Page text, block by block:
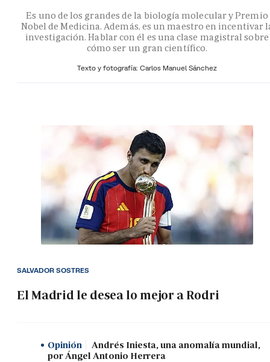
Es uno de los grandes de la biología molecular y Premio
Nobel de Medicina. Además, es un maestro en incentivar
investigación. Hablar con él es una clase magistral sobre
cómo ser un gran científico.
Texto y fotografía: Carlos Manuel Sánchez
El Madrid le desea lo mejor a Rodri
SALVADOR SOSTRES
Opinión
Andrés Iniesta, una anomalía mundial,
por Ángel Antonio Herrera